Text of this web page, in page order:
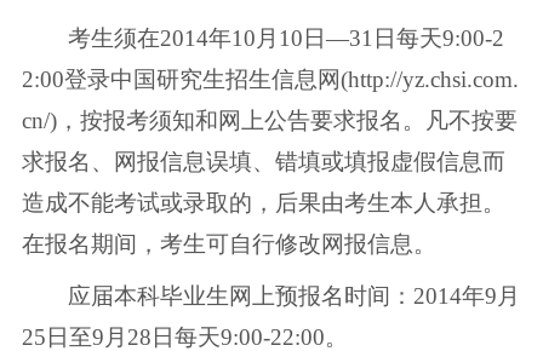
考生须在2014年10月10日—31日每天9:00-2
2:00登录中国研究生招生信息网(http://yz.chsi.com.
cn/)，按报考须知和网上公告要求报名。凡不按要
求报名、网报信息误填、错填或填报虚假信息而
造成不能考试或录取的，后果由考生本人承担。
在报名期间，考生可自行修改网报信息。
应届本科毕业生网上预报名时间：2014年9月
25日至9月28日每天9:00-22:00。